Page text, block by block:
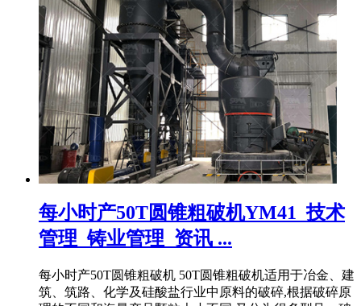
每小时产50T圆锥粗破机YM41_技术
管理_铸业管理_资讯 ...
每小时产50T圆锥粗破机 50T圆锥粗破机适用于冶金、建
筑、筑路、化学及硅酸盐行业中原料的破碎,根据破碎原